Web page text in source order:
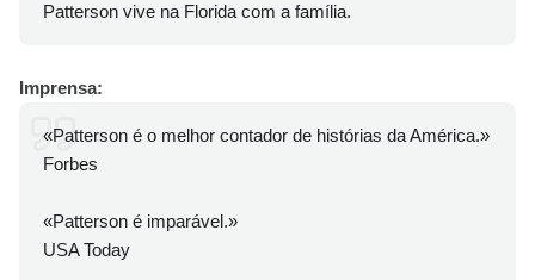
Patterson vive na Florida com a família.
Imprensa:
«Patterson é o melhor contador de histórias da América.»
Forbes
«Patterson é imparável.»
USA Today